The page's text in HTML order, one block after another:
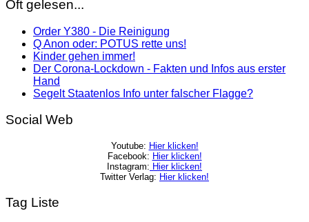
Oft gelesen...
Order Y380 - Die Reinigung
Q Anon oder: POTUS rette uns!
Kinder gehen immer!
Der Corona-Lockdown - Fakten und Infos aus erster
Hand
Segelt Staatenlos Info unter falscher Flagge?
Social Web
Youtube: Hier klicken!
Facebook: Hier klicken!
Instagram: Hier klicken!
Twitter Verlag: Hier klicken!
Tag Liste